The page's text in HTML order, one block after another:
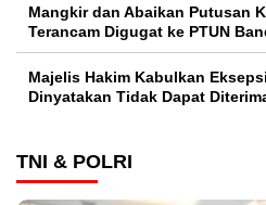
Mangkir dan Abaikan Putusan
Terancam Digugat ke PTUN
Majelis Hakim Kabulkan
Dinyatakan Tidak Dapat
TNI & POLRI